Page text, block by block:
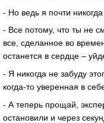
- Но ведь я почти никогда
- Все потому, что ты не
все, сделанное во
останется в сердце –
- Я никогда не забуду
когда-то уверенная в
- А теперь прощай,
остановили и через